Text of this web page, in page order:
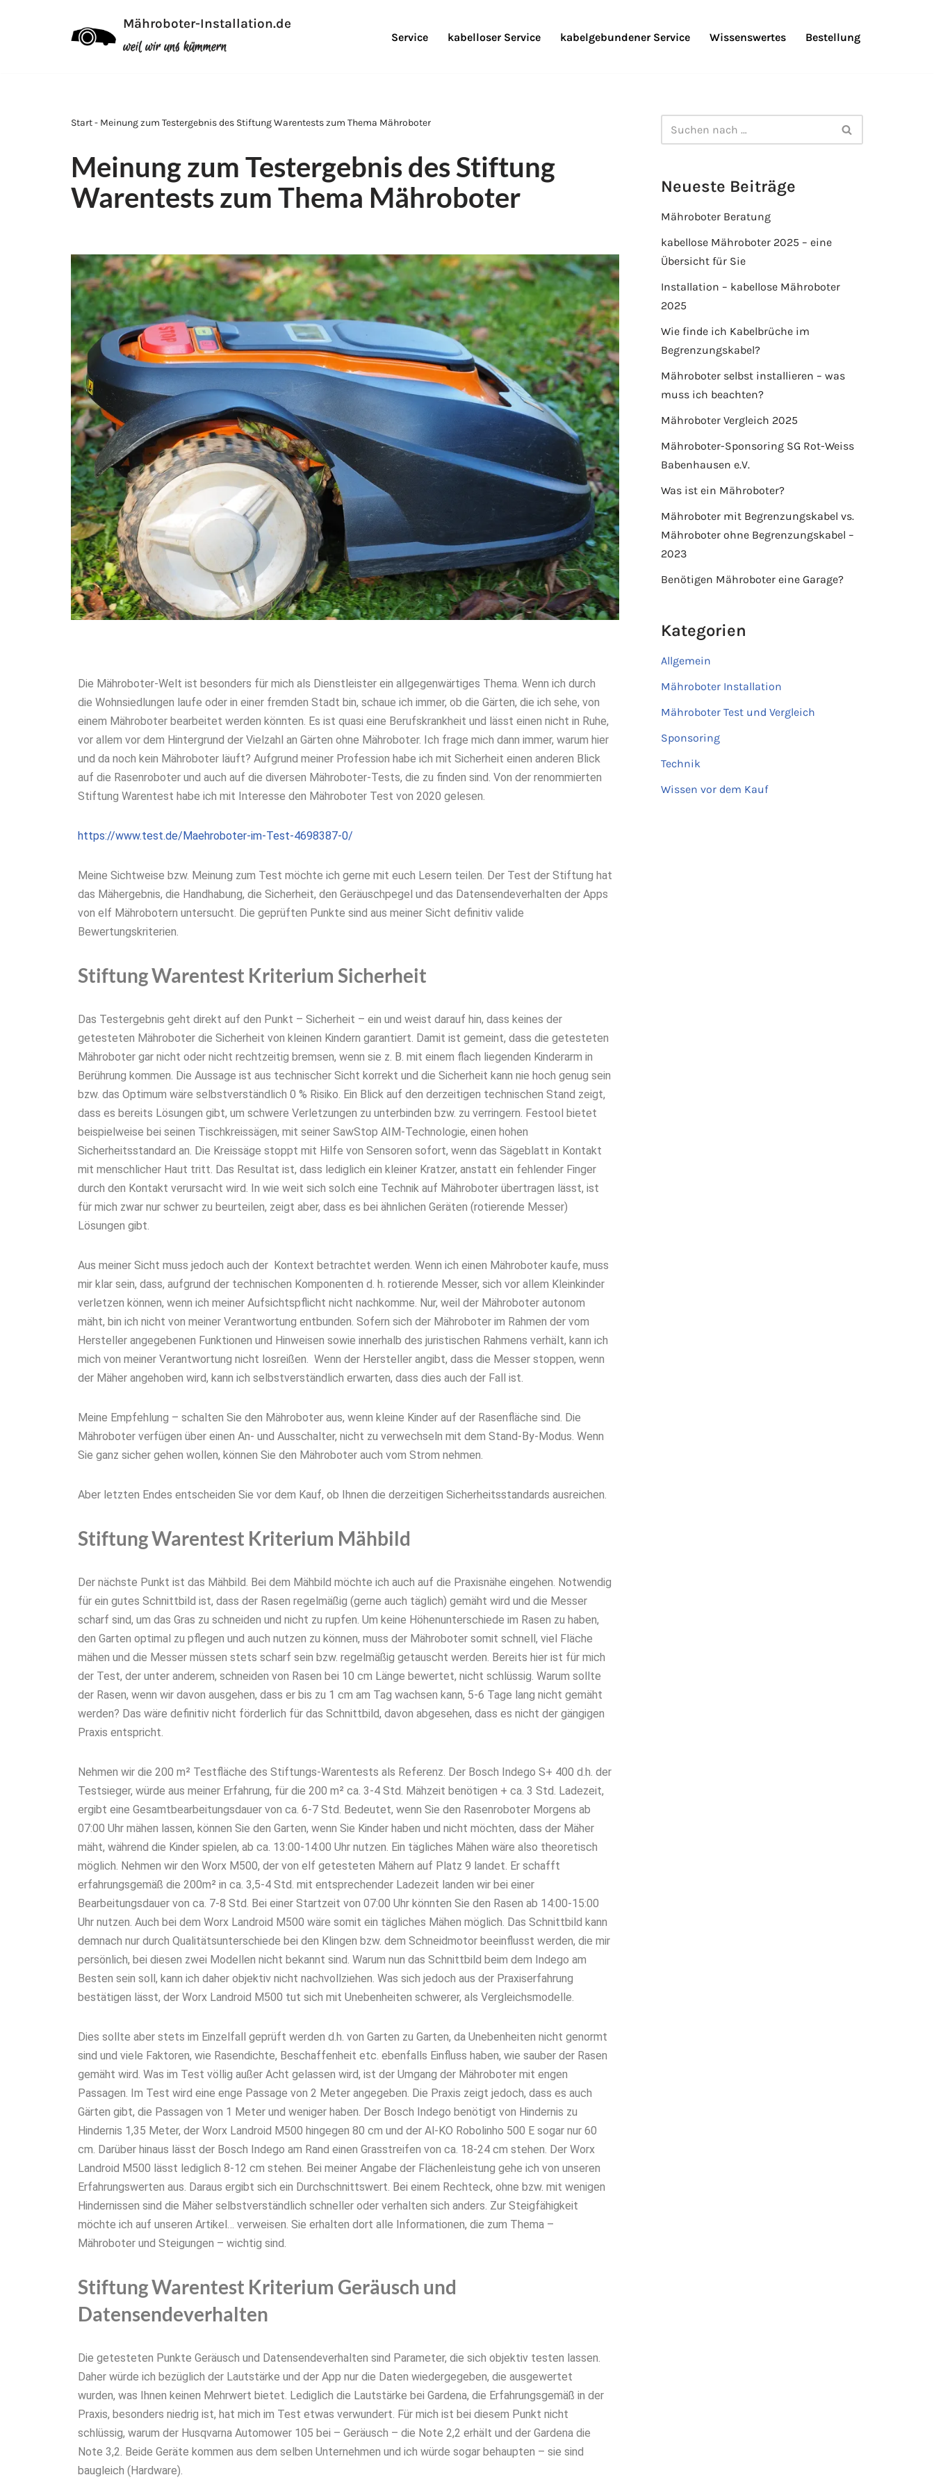
Mähroboter-Installation.de
weil wir uns kümmern
Service kabelloser Service kabelgebundener Service Wissenswertes Bestellung
Start - Meinung zum Testergebnis des Stiftung Warentests zum Thema Mähroboter
Meinung zum Testergebnis des Stiftung
Warentests zum Thema Mähroboter
Die Mähroboter-Welt ist besonders für mich als Dienstleister ein allgegenwärtiges Thema. Wenn ich durch
die Wohnsiedlungen laufe oder in einer fremden Stadt bin, schaue ich immer, ob die Gärten, die ich sehe, von
einem Mähroboter bearbeitet werden könnten. Es ist quasi eine Berufskrankheit und lässt einen nicht in Ruhe,
vor allem vor dem Hintergrund der Vielzahl an Gärten ohne Mähroboter. Ich frage mich dann immer, warum hier
und da noch kein Mähroboter läuft? Aufgrund meiner Profession habe ich mit Sicherheit einen anderen Blick
auf die Rasenroboter und auch auf die diversen Mähroboter-Tests, die zu finden sind. Von der renommierten
Stiftung Warentest habe ich mit Interesse den Mähroboter Test von 2020 gelesen.
https://www.test.de/Maehroboter-im-Test-4698387-0/
Meine Sichtweise bzw. Meinung zum Test möchte ich gerne mit euch Lesern teilen. Der Test der Stiftung hat
das Mähergebnis, die Handhabung, die Sicherheit, den Geräuschpegel und das Datensendeverhalten der Apps
von elf Mährobotern untersucht. Die geprüften Punkte sind aus meiner Sicht definitiv valide
Bewertungskriterien.
Stiftung Warentest Kriterium Sicherheit
Das Testergebnis geht direkt auf den Punkt – Sicherheit – ein und weist darauf hin, dass keines der
getesteten Mähroboter die Sicherheit von kleinen Kindern garantiert. Damit ist gemeint, dass die getesteten
Mähroboter gar nicht oder nicht rechtzeitig bremsen, wenn sie z. B. mit einem flach liegenden Kinderarm in
Berührung kommen. Die Aussage ist aus technischer Sicht korrekt und die Sicherheit kann nie hoch genug sein
bzw. das Optimum wäre selbstverständlich 0 % Risiko. Ein Blick auf den derzeitigen technischen Stand zeigt,
dass es bereits Lösungen gibt, um schwere Verletzungen zu unterbinden bzw. zu verringern. Festool bietet
beispielweise bei seinen Tischkreissägen, mit seiner SawStop AIM-Technologie, einen hohen
Sicherheitsstandard an. Die Kreissäge stoppt mit Hilfe von Sensoren sofort, wenn das Sägeblatt in Kontakt
mit menschlicher Haut tritt. Das Resultat ist, dass lediglich ein kleiner Kratzer, anstatt ein fehlender Finger
durch den Kontakt verursacht wird. In wie weit sich solch eine Technik auf Mähroboter übertragen lässt, ist
für mich zwar nur schwer zu beurteilen, zeigt aber, dass es bei ähnlichen Geräten (rotierende Messer)
Lösungen gibt.
Aus meiner Sicht muss jedoch auch der Kontext betrachtet werden. Wenn ich einen Mähroboter kaufe, muss
mir klar sein, dass, aufgrund der technischen Komponenten d. h. rotierende Messer, sich vor allem Kleinkinder
verletzen können, wenn ich meiner Aufsichtspflicht nicht nachkomme. Nur, weil der Mähroboter autonom
mäht, bin ich nicht von meiner Verantwortung entbunden. Sofern sich der Mähroboter im Rahmen der vom
Hersteller angegebenen Funktionen und Hinweisen sowie innerhalb des juristischen Rahmens verhält, kann ich
mich von meiner Verantwortung nicht losreißen. Wenn der Hersteller angibt, dass die Messer stoppen, wenn
der Mäher angehoben wird, kann ich selbstverständlich erwarten, dass dies auch der Fall ist.
Meine Empfehlung – schalten Sie den Mähroboter aus, wenn kleine Kinder auf der Rasenfläche sind. Die
Mähroboter verfügen über einen An- und Ausschalter, nicht zu verwechseln mit dem Stand-By-Modus. Wenn
Sie ganz sicher gehen wollen, können Sie den Mähroboter auch vom Strom nehmen.
Aber letzten Endes entscheiden Sie vor dem Kauf, ob Ihnen die derzeitigen Sicherheitsstandards ausreichen.
Stiftung Warentest Kriterium Mähbild
Der nächste Punkt ist das Mähbild. Bei dem Mähbild möchte ich auch auf die Praxisnähe eingehen. Notwendig
für ein gutes Schnittbild ist, dass der Rasen regelmäßig (gerne auch täglich) gemäht wird und die Messer
scharf sind, um das Gras zu schneiden und nicht zu rupfen. Um keine Höhenunterschiede im Rasen zu haben,
den Garten optimal zu pflegen und auch nutzen zu können, muss der Mähroboter somit schnell, viel Fläche
mähen und die Messer müssen stets scharf sein bzw. regelmäßig getauscht werden. Bereits hier ist für mich
der Test, der unter anderem, schneiden von Rasen bei 10 cm Länge bewertet, nicht schlüssig. Warum sollte
der Rasen, wenn wir davon ausgehen, dass er bis zu 1 cm am Tag wachsen kann, 5-6 Tage lang nicht gemäht
werden? Das wäre definitiv nicht förderlich für das Schnittbild, davon abgesehen, dass es nicht der gängigen
Praxis entspricht.
Nehmen wir die 200 m² Testfläche des Stiftungs-Warentests als Referenz. Der Bosch Indego S+ 400 d.h. der
Testsieger, würde aus meiner Erfahrung, für die 200 m² ca. 3-4 Std. Mähzeit benötigen + ca. 3 Std. Ladezeit,
ergibt eine Gesamtbearbeitungsdauer von ca. 6-7 Std. Bedeutet, wenn Sie den Rasenroboter Morgens ab
07:00 Uhr mähen lassen, können Sie den Garten, wenn Sie Kinder haben und nicht möchten, dass der Mäher
mäht, während die Kinder spielen, ab ca. 13:00-14:00 Uhr nutzen. Ein tägliches Mähen wäre also theoretisch
möglich. Nehmen wir den Worx M500, der von elf getesteten Mähern auf Platz 9 landet. Er schafft
erfahrungsgemäß die 200m² in ca. 3,5-4 Std. mit entsprechender Ladezeit landen wir bei einer
Bearbeitungsdauer von ca. 7-8 Std. Bei einer Startzeit von 07:00 Uhr könnten Sie den Rasen ab 14:00-15:00
Uhr nutzen. Auch bei dem Worx Landroid M500 wäre somit ein tägliches Mähen möglich. Das Schnittbild kann
demnach nur durch Qualitätsunterschiede bei den Klingen bzw. dem Schneidmotor beeinflusst werden, die mir
persönlich, bei diesen zwei Modellen nicht bekannt sind. Warum nun das Schnittbild beim dem Indego am
Besten sein soll, kann ich daher objektiv nicht nachvollziehen. Was sich jedoch aus der Praxiserfahrung
bestätigen lässt, der Worx Landroid M500 tut sich mit Unebenheiten schwerer, als Vergleichsmodelle.
Dies sollte aber stets im Einzelfall geprüft werden d.h. von Garten zu Garten, da Unebenheiten nicht genormt
sind und viele Faktoren, wie Rasendichte, Beschaffenheit etc. ebenfalls Einfluss haben, wie sauber der Rasen
gemäht wird. Was im Test völlig außer Acht gelassen wird, ist der Umgang der Mähroboter mit engen
Passagen. Im Test wird eine enge Passage von 2 Meter angegeben. Die Praxis zeigt jedoch, dass es auch
Gärten gibt, die Passagen von 1 Meter und weniger haben. Der Bosch Indego benötigt von Hindernis zu
Hindernis 1,35 Meter, der Worx Landroid M500 hingegen 80 cm und der Al-KO Robolinho 500 E sogar nur 60
cm. Darüber hinaus lässt der Bosch Indego am Rand einen Grasstreifen von ca. 18-24 cm stehen. Der Worx
Landroid M500 lässt lediglich 8-12 cm stehen. Bei meiner Angabe der Flächenleistung gehe ich von unseren
Erfahrungswerten aus. Daraus ergibt sich ein Durchschnittswert. Bei einem Rechteck, ohne bzw. mit wenigen
Hindernissen sind die Mäher selbstverständlich schneller oder verhalten sich anders. Zur Steigfähigkeit
möchte ich auf unseren Artikel… verweisen. Sie erhalten dort alle Informationen, die zum Thema –
Mähroboter und Steigungen – wichtig sind.
Stiftung Warentest Kriterium Geräusch und
Datensendeverhalten
Die getesteten Punkte Geräusch und Datensendeverhalten sind Parameter, die sich objektiv testen lassen.
Daher würde ich bezüglich der Lautstärke und der App nur die Daten wiedergegeben, die ausgewertet
wurden, was Ihnen keinen Mehrwert bietet. Lediglich die Lautstärke bei Gardena, die Erfahrungsgemäß in der
Praxis, besonders niedrig ist, hat mich im Test etwas verwundert. Für mich ist bei diesem Punkt nicht
schlüssig, warum der Husqvarna Automower 105 bei – Geräusch – die Note 2,2 erhält und der Gardena die
Note 3,2. Beide Geräte kommen aus dem selben Unternehmen und ich würde sogar behaupten – sie sind
baugleich (Hardware).
Neueste Beiträge
Mähroboter Beratung
kabellose Mähroboter 2025 – eine
Übersicht für Sie
Installation – kabellose Mähroboter
2025
Wie finde ich Kabelbrüche im
Begrenzungskabel?
Mähroboter selbst installieren – was
muss ich beachten?
Mähroboter Vergleich 2025
Mähroboter-Sponsoring SG Rot-Weiss
Babenhausen e.V.
Was ist ein Mähroboter?
Mähroboter mit Begrenzungskabel vs.
Mähroboter ohne Begrenzungskabel –
2023
Benötigen Mähroboter eine Garage?
Kategorien
Allgemein
Mähroboter Installation
Mähroboter Test und Vergleich
Sponsoring
Technik
Wissen vor dem Kauf